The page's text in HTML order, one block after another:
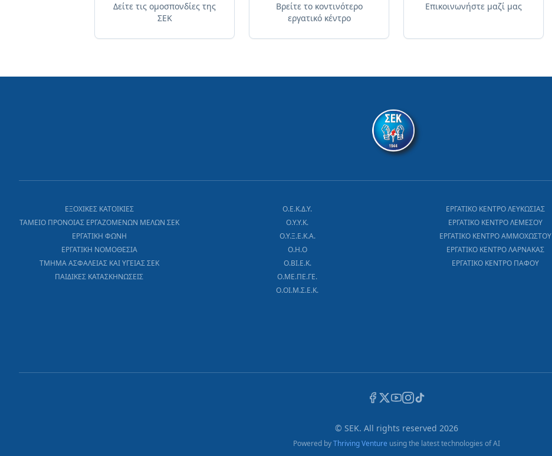
Δείτε τις ομοσπονδίες της
ΣΕΚ
Βρείτε το κοντινότερο
εργατικό κέντρο
Επικοινωνήστε μαζί μας
ΕΞΟΧΙΚΕΣ ΚΑΤΟΙΚΙΕΣ
ΤΑΜΕΙΟ ΠΡΟΝΟΙΑΣ ΕΡΓΑΖΟΜΕΝΩΝ ΜΕΛΩΝ ΣΕΚ
ΕΡΓΑΤΙΚΗ ΦΩΝΗ
ΕΡΓΑΤΙΚΗ ΝΟΜΟΘΕΣΙΑ
ΤΜΗΜΑ ΑΣΦΑΛΕΙΑΣ ΚΑΙ ΥΓΕΙΑΣ ΣΕΚ
ΠΑΙΔΙΚΕΣ ΚΑΤΑΣΚΗΝΩΣΕΙΣ
Ο.Ε.Κ.Δ.Υ.
Ο.Υ.Υ.Κ.
Ο.Υ.Ξ.Ε.Κ.Α.
Ο.Η.Ο
Ο.ΒΙ.Ε.Κ.
Ο.ΜΕ.ΠΕ.ΓΕ.
Ο.ΟΙ.Μ.Σ.Ε.Κ.
ΕΡΓΑΤΙΚΟ ΚΕΝΤΡΟ ΛΕΥΚΩΣΙΑΣ
ΕΡΓΑΤΙΚΟ ΚΕΝΤΡΟ ΛΕΜΕΣΟΥ
ΕΡΓΑΤΙΚΟ ΚΕΝΤΡΟ ΑΜΜΟΧΩΣΤΟΥ
ΕΡΓΑΤΙΚΟ ΚΕΝΤΡΟ ΛΑΡΝΑΚΑΣ
ΕΡΓΑΤΙΚΟ ΚΕΝΤΡΟ ΠΑΦΟΥ
© SEK. All rights reserved 2026
Powered by Thriving Venture using the latest technologies of AI